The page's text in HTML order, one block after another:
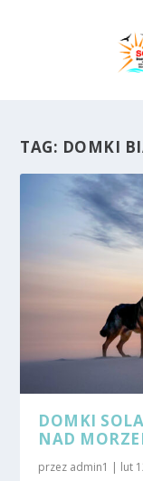
TAG: DOMKI
DOMKI
NAD
przez admin1 | lut